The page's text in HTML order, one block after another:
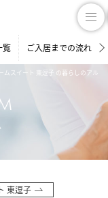
覧 ご入居までの流れ
ムスイート 東逗子 の暮らしのアルバ
東逗子